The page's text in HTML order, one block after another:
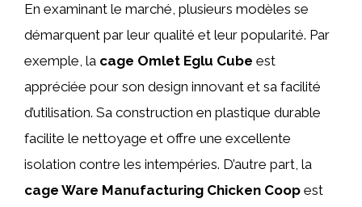
En examinant le marché, plusieurs modèles se
démarquent par leur qualité et leur popularité. Par
exemple, la cage Omlet Eglu Cube est
appréciée pour son design innovant et sa facilité
d’utilisation. Sa construction en plastique durable
facilite le nettoyage et offre une excellente
isolation contre les intempéries. D’autre part, la
cage Ware Manufacturing Chicken Coop est